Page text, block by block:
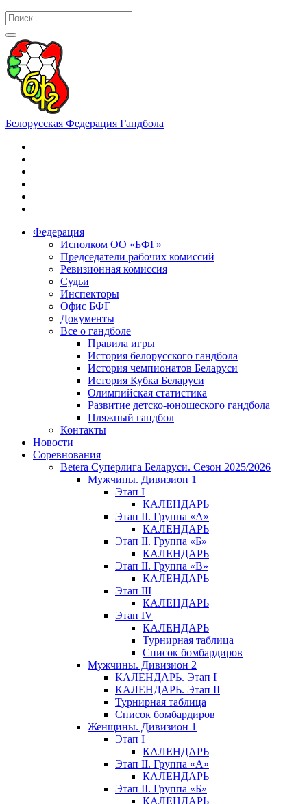
Белорусская Федерация Гандбола
Федерация
Исполком ОО «БФГ»
Председатели рабочих комиссий
Ревизионная комиссия
Судьи
Инспекторы
Офис БФГ
Документы
Все о гандболе
Правила игры
История белорусского гандбола
История чемпионатов Беларуси
История Кубка Беларуси
Олимпийская статистика
Развитие детско-юношеского гандбола
Пляжный гандбол
Контакты
Новости
Соревнования
Betera Суперлига Беларуси. Сезон 2025/2026
Мужчины. Дивизион 1
Этап I
КАЛЕНДАРЬ
Этап II. Группа «А»
КАЛЕНДАРЬ
Этап II. Группа «Б»
КАЛЕНДАРЬ
Этап II. Группа «В»
КАЛЕНДАРЬ
Этап III
КАЛЕНДАРЬ
Этап IV
КАЛЕНДАРЬ
Турнирная таблица
Список бомбардиров
Мужчины. Дивизион 2
КАЛЕНДАРЬ. Этап I
КАЛЕНДАРЬ. Этап II
Турнирная таблица
Список бомбардиров
Женщины. Дивизион 1
Этап I
КАЛЕНДАРЬ
Этап II. Группа «А»
КАЛЕНДАРЬ
Этап II. Группа «Б»
КАЛЕНДАРЬ